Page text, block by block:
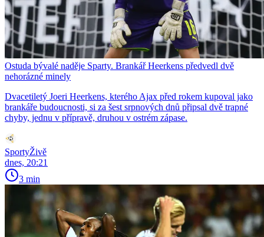
Ostuda bývalé naděje Sparty. Brankář Heerkens předvedl dvě
nehorázné minely
Dvacetiletý Joeri Heerkens, kterého Ajax před rokem kupoval jako
brankáře budoucnosti, si za šest srpnových dnů připsal dvě trapné
chyby, jednu v přípravě, druhou v ostrém zápase.
SportyŽivě
dnes, 20:21
3 min